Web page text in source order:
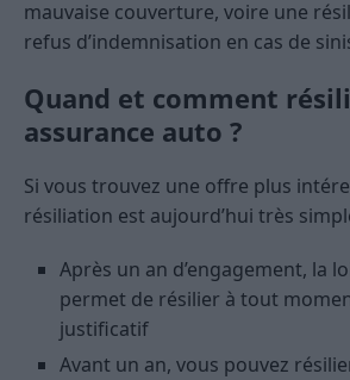
mauvaise couverture, voire une
refus d’indemnisation en cas de
Quand et comment
assurance auto ?
Si vous trouvez une offre plus
résiliation est aujourd’hui très
Après un an d’engagement, la
permet de résilier à tout
justificatif
Avant un an, vous pouvez